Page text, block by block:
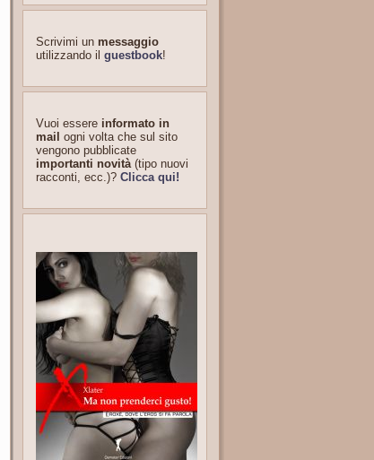
Scrivimi un messaggio
utilizzando il guestbook!
Vuoi essere informato in
mail ogni volta che sul sito
vengono pubblicate
importanti novità(tipo nuovi
racconti, ecc.)? Clicca qui!